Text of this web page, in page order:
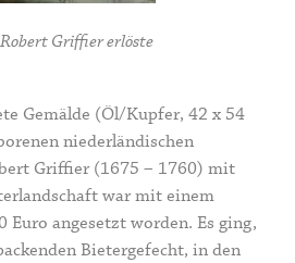
Griffier erlöste
Gemälde (Öl/Kupfer, 42 x 54
niederländischen
Griffier (1675 – 1760) mit
war mit einem
Euro angesetzt worden. Es ging,
Bietergefecht, in den